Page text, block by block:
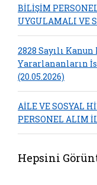
BİLİŞİM
UYGULAMALI VE
2828 Sayılı
Yararlananların
(20.05.2026)
AİLE VE SOSYAL
PERSONEL ALIM
Hepsini